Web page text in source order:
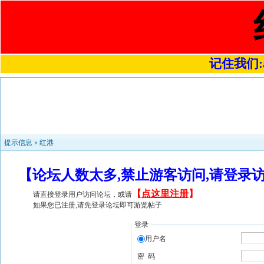
记住我们
提示信息 » 红港
【论坛人数太多,禁止游客访问,请登
请直接登录用户访问论坛，或请 【 点这里注册】
如果您已注册,请先登录论坛即可游览帖子
登录
用户名
密 码